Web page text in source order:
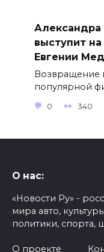
Александра
выступит
Евгении
Возвращение
популярной
0 340
О нас:
«Новости Ру» -
мира авто,
политики, спорта,
О проекте